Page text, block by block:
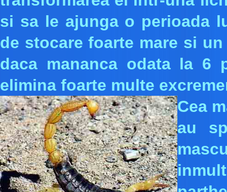
si sa le ajunga o perioada
de stocare foarte mare si
daca mananca odata la 6
elimina foarte multe
Cea
au